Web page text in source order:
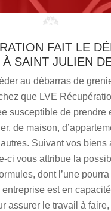
FAIT LE
SAINT JULIEN
au débarras de
que LVE
susceptible de prendre
de maison,
Suivant vos biens
ci vous attribue la
dont l’une
est en
assurer le travail à faire,